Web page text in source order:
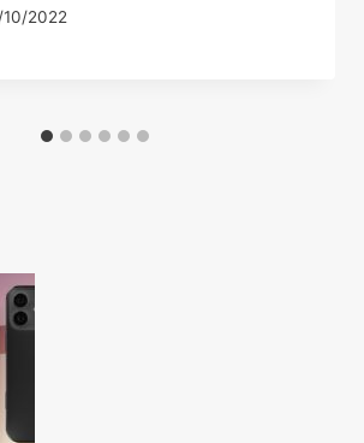
10/2022